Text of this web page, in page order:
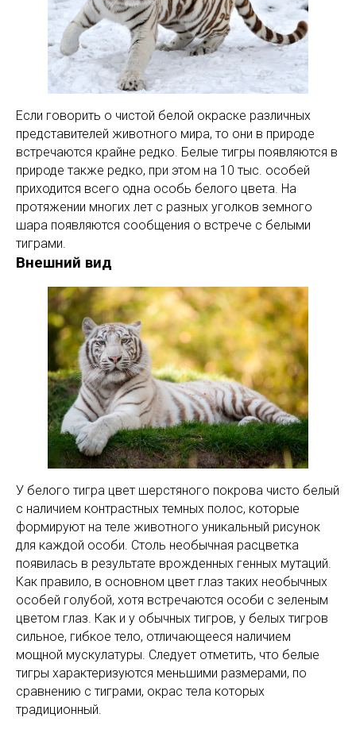
Если говорить о чистой белой окраске различных
представителей животного мира, то они в природе
встречаются крайне редко. Белые тигры появляются в
природе также редко, при этом на 10 тыс. особей
приходится всего одна особь белого цвета. На
протяжении многих лет с разных уголков земного
шара появляются сообщения о встрече с белыми
тиграми.
Внешний вид
У белого тигра цвет шерстяного покрова чисто белый
с наличием контрастных темных полос, которые
формируют на теле животного уникальный рисунок
для каждой особи. Столь необычная расцветка
появилась в результате врожденных генных мутаций.
Как правило, в основном цвет глаз таких необычных
особей голубой, хотя встречаются особи с зеленым
цветом глаз. Как и у обычных тигров, у белых тигров
сильное, гибкое тело, отличающееся наличием
мощной мускулатуры. Следует отметить, что белые
тигры характеризуются меньшими размерами, по
сравнению с тиграми, окрас тела которых
традиционный.